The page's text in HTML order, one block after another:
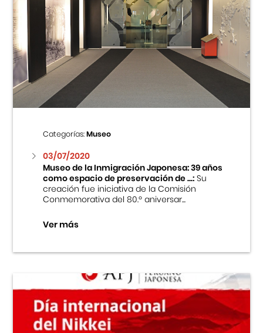
Categorías:Museo
03/07/2020
Museo de la Inmigración Japonesa: 39 años
como espacio de preservación de ...:Su
creación fue iniciativa de la Comisión
Conmemorativa del 80.º aniversar...
Ver más